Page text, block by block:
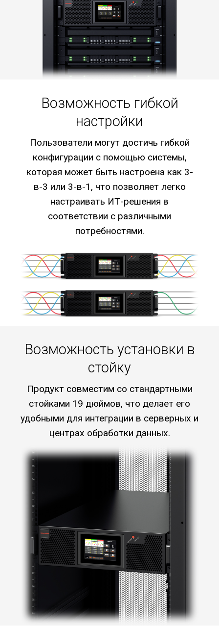
Возможность гибкой
настройки
Пользователи могут достичь гибкой
конфигурации с помощью системы,
которая может быть настроена как 3-
в-3 или 3-в-1, что позволяет легко
настраивать ИТ-решения в
соответствии с различными
потребностями.
Возможность установки в
стойку
Продукт совместим со стандартными
стойками 19 дюймов, что делает его
удобными для интеграции в серверных и
центрах обработки данных.